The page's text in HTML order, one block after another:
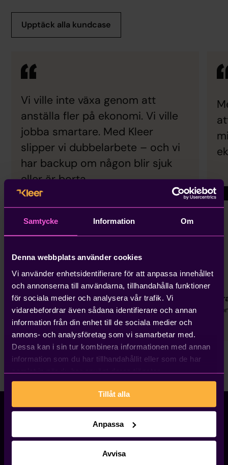
Samtycke Information Om
Denna webbplats använder cookies
Vi använder enhetsidentifierare för att anpassa innehållet
och annonserna till användarna, tillhandahålla funktioner
för sociala medier och analysera vår trafik. Vi
vidarebefordrar även sådana identifierare och annan
information från din enhet till de sociala medier och
annons- och analysföretag som vi samarbetar med.
Dessa kan i sin tur kombinera informationen med annan
information som du har tillhandahållit eller som de har
samlat in när du har använt deras tjänster.
Tillåt alla
Anpassa
Avvisa
Upptäck alla kundcase
Vi ville inte växa genom att
anställa fler på ekonomi. Vi ville
jobba smartare. Med Kleer
slipper vi dubbelarbete – och vi
har backup om någon blir sjuk
eller är borta
Kund
Christina Nilsson-Särnblad,
CFO Nektab
Bransch
Konsultbolag
Antal anställda
50+
UPPTÄCK
Fler funktioner i Kleer